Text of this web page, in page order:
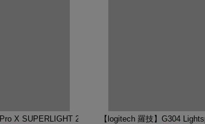
Pro X SUPERLIGHT 2 DEX 無線輕量化遊戲滑鼠 黑色
【logitech 羅技】G304